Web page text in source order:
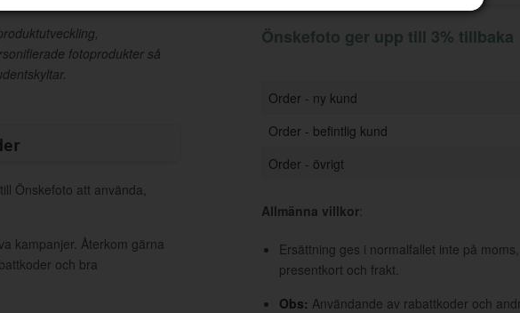
fotoprodukter så
Önskefoto att använda,
kampanjer. Återkom gärna
och bra
Önskefoto ger upp till 3% tillbaka
Order - ny kund
Order - befintlig kund
Order - övrigt
Allmänna villkor:
Ersättning ges i normalfallet inte på
presentkort och frakt.
Obs: Användande av rabattkoder och